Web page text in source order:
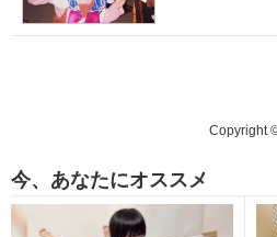
Copyright
今、あなたにオススメ